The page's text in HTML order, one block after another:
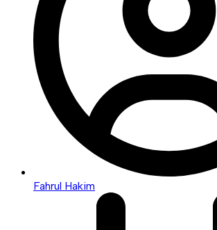
Fahrul Hakim